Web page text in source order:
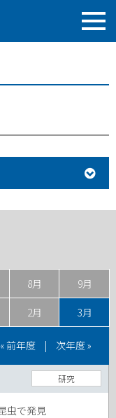
8月 9月
2月 3月
« 前年度 | 次年度 »
虫で発見
研究